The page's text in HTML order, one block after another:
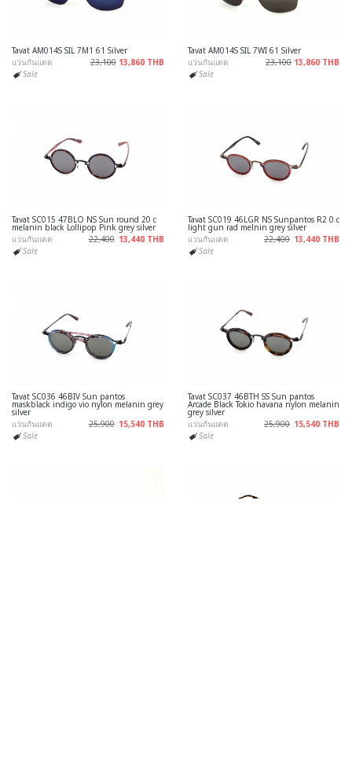
Tavat AM014S SIL 7M1 61 Silver
แว่นกันแดด
23,100 13,860 THB
Sale
Tavat AM014S SIL 7WI 61 Silver
แว่นกันแดด
23,100 13,860 THB
Sale
Tavat SC015 47BLO NS Sun round 20 c
melanin black Lollipop Pink grey silver
แว่นกันแดด
22,400 13,440 THB
Sale
Tavat SC019 46LGR NS Sunpantos R2 0 c
light gun rad melnin grey silver
แว่นกันแดด
22,400 13,440 THB
Sale
Tavat SC036 46BIV Sun pantos
maskblack indigo vio nylon melanin grey
silver
แว่นกันแดด
25,900 15,540 THB
Sale
Tavat SC037 46BTH SS Sun pantos
Arcade Black Tokio havana nylon melanin
grey silver
แว่นกันแดด
25,900 15,540 THB
Sale